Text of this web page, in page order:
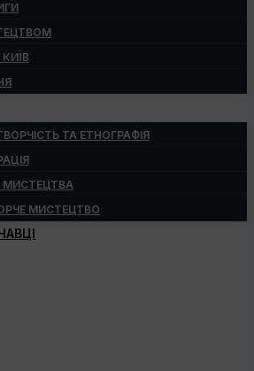
ТА ЕТНОГРАФІЯ
МИСТЕЦТВА
МИСТЕЦТВО